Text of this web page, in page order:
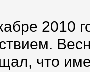
2010
что